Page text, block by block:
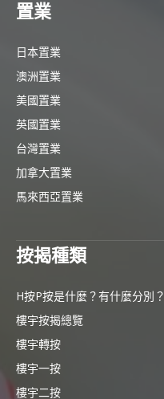
置業
日本置業
澳洲置業
美國置業
英國置業
台灣置業
加拿大置業
馬來西亞置業
按揭種類
H按P按是什麼？有什麼分別？
樓宇按揭總覽
樓宇轉按
樓宇一按
樓宇二按